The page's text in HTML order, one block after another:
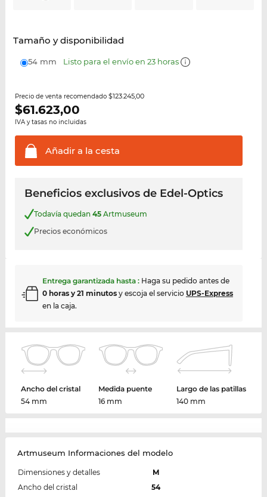
Tamaño y disponibilidad
54 mm Listo para el envío en 23 horas
Precio de venta recomendado $123.245,00
$61.623,00
IVA y tasas no incluidas
Añadir a la cesta
Beneficios exclusivos de Edel-Optics
Todavía quedan 45Artmuseum
Precios económicos
Entrega garantizada hasta : Haga su pedido antes de
0 horas y 21 minutosy escoja el servicio UPS-Express
en la caja.
Ancho del cristal
54 mm
Medida puente
16 mm
Largo de las patillas
140 mm
Artmuseum Informaciones del modelo
Dimensiones y detalles
M
Ancho del cristal
54